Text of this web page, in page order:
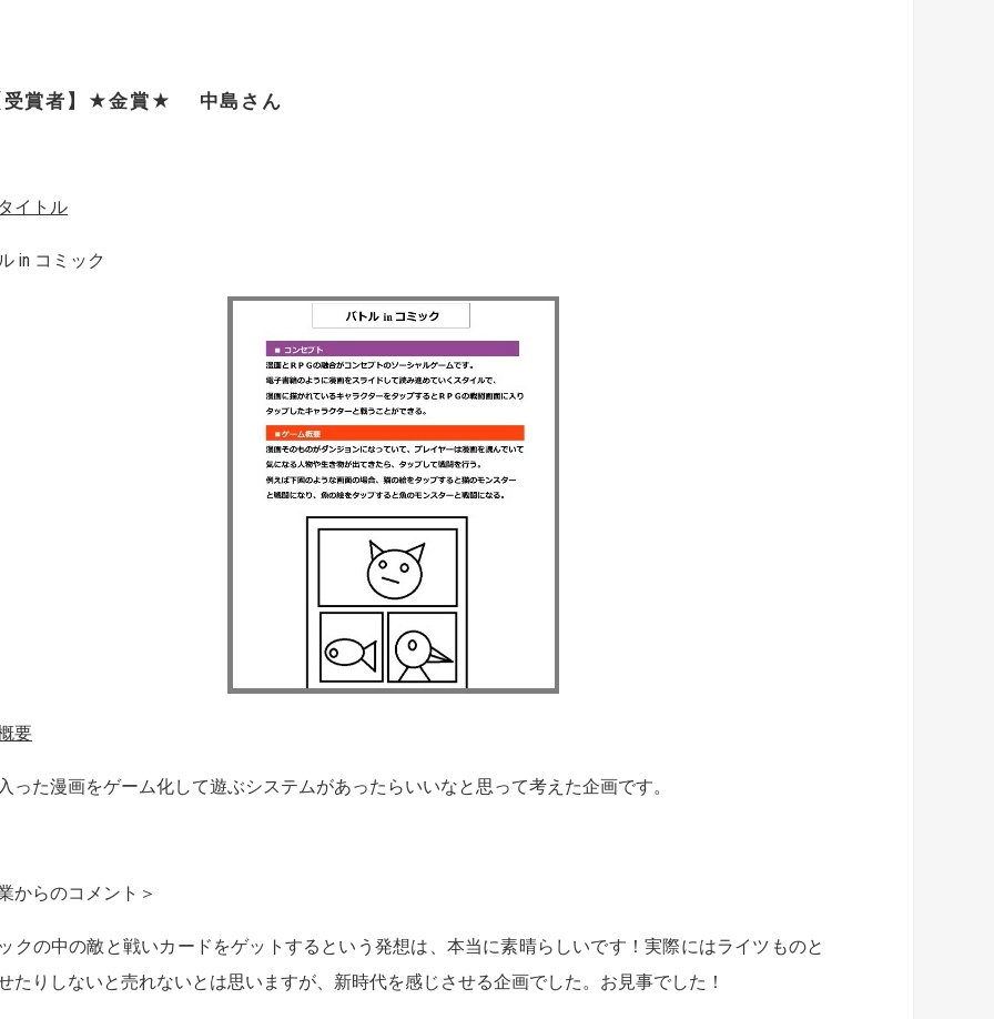
受賞者】★金賞★ 中島さん
イトル
in コミック
要
った漫画をゲーム化して遊ぶシステムがあったらいいなと思って考えた企画です。
からのコメント＞
クの中の敵と戦いカードをゲットするという発想は、本当に素晴らしいです！実際にはライツものと
たりしないと売れないとは思いますが、新時代を感じさせる企画でした。お見事でした！